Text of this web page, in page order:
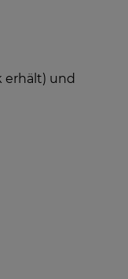
erhält) und